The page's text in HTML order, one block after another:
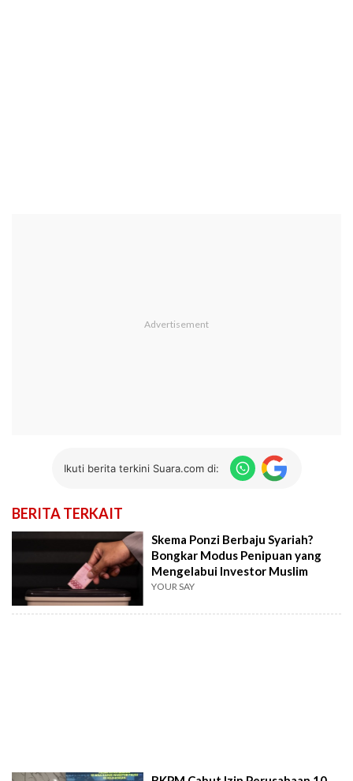
Ikuti berita terkini Suara.com di:
BERITA TERKAIT
Skema Ponzi Berbaju Syariah?
Bongkar Modus Penipuan yang
Mengelabui Investor Muslim
YOUR SAY